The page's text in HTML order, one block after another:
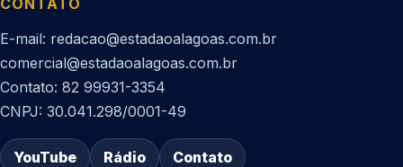
E-mail: redacao@estadaoalagoas.com.br
comercial@estadaoalagoas.com.br
Contato: 82 99931-3354
CNPJ: 30.041.298/0001-49
YouTube Rádio Contato